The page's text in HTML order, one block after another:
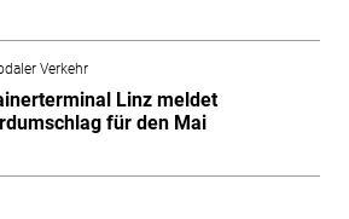
Verkehr
Linz meldet
für den Mai